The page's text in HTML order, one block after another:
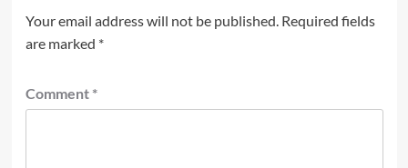
Your email address will not be published. Required fields
are marked *
Comment *